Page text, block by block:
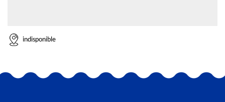
indisponible